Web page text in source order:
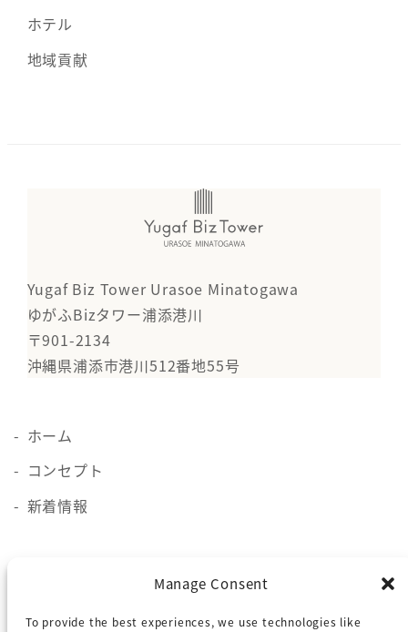
Manage Consent
To provide the best experiences, we use technologies like
ホテル
地域貢献
Yugaf Biz Tower Urasoe Minatogawa
ゆがふBizタワー浦添港川
〒901-2134
沖縄県浦添市港川512番地55号
ホーム
コンセプト
新着情報